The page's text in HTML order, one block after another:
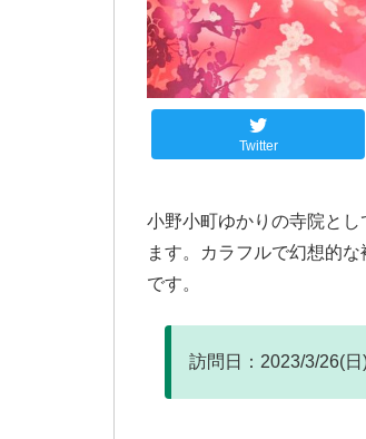
Twitter
小野小町ゆかりの寺院と
ます。カラフルで幻想的
です。
訪問日：2023/3/26(